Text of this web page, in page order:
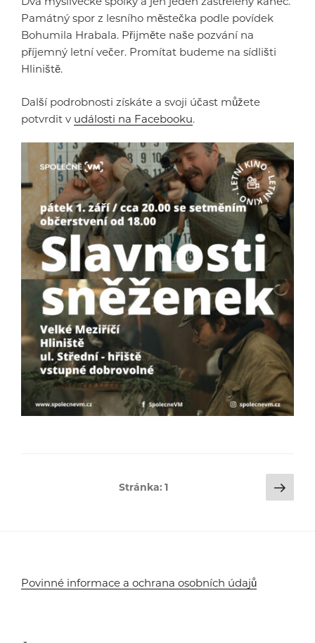
Památný spor z lesního městečka podle povídek
Bohumila Hrabala. Přijměte naše pozvání na
příjemný letní večer. Promítat budeme na sídlišti
Hliniště.
Další podrobnosti získáte a svoji účast můžete
potvrdit v události na Facebooku.
Stránka:1
Povinné informace a ochrana osobních údajů